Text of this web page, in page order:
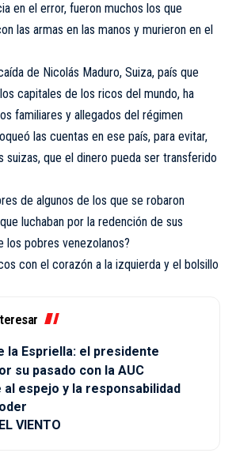
en el error, fueron muchos los que
las armas en las manos y murieron en el
de Nicolás Maduro, Suiza, país que
capitales de los ricos del mundo, ha
familiares y allegados del régimen
las cuentas en ese país, para evitar,
suizas, que el dinero pueda ser transferido
de algunos de los que se robaron
luchaban por la redención de sus
los pobres venezolanos?
con el corazón a la izquierda y el bolsillo
la Espriella: el presidente
su pasado con la AUC
al espejo y la responsabilidad
VIENTO